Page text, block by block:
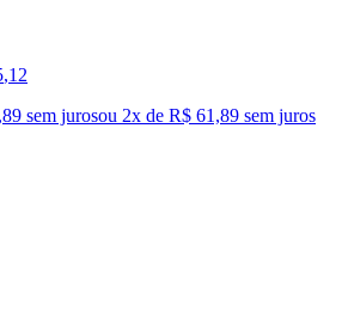
,12
sem jurosou 2x de R$ 61,89 sem juros